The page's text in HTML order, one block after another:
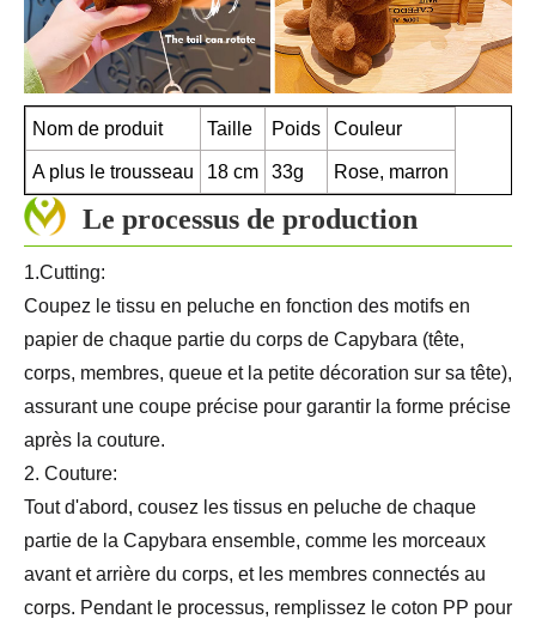
Nom de produit Taille Poids Couleur
A plus le trousseau 18 cm 33g Rose, marron
Le processus de production
1.Cutting:
Coupez le tissu en peluche en fonction des motifs en
papier de chaque partie du corps de Capybara (tête,
corps, membres, queue et la petite décoration sur sa tête),
assurant une coupe précise pour garantir la forme précise
après la couture.
2. Couture:
Tout d'abord, cousez les tissus en peluche de chaque
partie de la Capybara ensemble, comme les morceaux
avant et arrière du corps, et les membres connectés au
corps. Pendant le processus, remplissez le coton PP pour